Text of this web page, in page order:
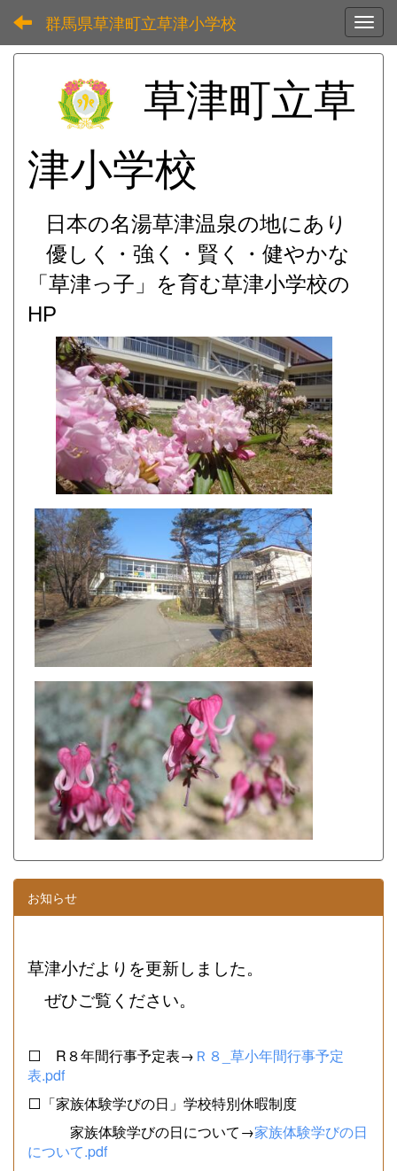
群馬県草津町立草津小学校
草津町立草
津小学校
日本の名湯草津温泉の地にあり
優しく・強く・賢く・健やかな
「草津っ子」を育む草津小学校の
HP
お知らせ
草津小だよりを更新しました。
ぜひご覧ください。
⬜ R８年間行事予定表→ Ｒ８_草小年間行事予定
表.pdf
⬜「家族体験学びの日」学校特別休暇制度
家族体験学びの日について→家族体験学びの日
について.pdf